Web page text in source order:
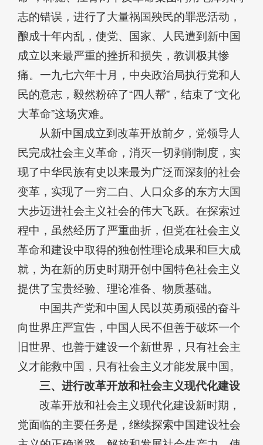
志的错误，进行了大量祸国殃民的罪恶活动，
酿成十年内乱，使党、国家、人民遭到新中国
成立以来最严重的挫折和损失，教训极其惨
痛。一九七六年十月，中央政治局执行党和人
民的意志，毅然粉碎了“四人帮”，结束了“文化
大革命”这场灾难。
从新中国成立到改革开放前夕，党领导人
民完成社会主义革命，消灭一切剥削制度，实
现了中华民族有史以来最为广泛而深刻的社会
变革，实现了一穷二白、人口众多的东方大国
大步迈进社会主义社会的伟大飞跃。在探索过
程中，虽然经历了严重曲折，但党在社会主义
革命和建设中取得的独创性理论成果和巨大成
就，为在新的历史时期开创中国特色社会主义
提供了宝贵经验、理论准备、物质基础。
中国共产党和中国人民以英勇顽强的奋斗
向世界庄严宣告，中国人民不但善于破坏一个
旧世界、也善于建设一个新世界，只有社会主
义才能救中国，只有社会主义才能发展中国。
三、进行改革开放和社会主义现代化建设
改革开放和社会主义现代化建设新时期，
党面临的主要任务是，继续探索中国建设社会